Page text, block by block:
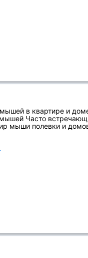
в квартире и
мышей Часто
мыши полевки и